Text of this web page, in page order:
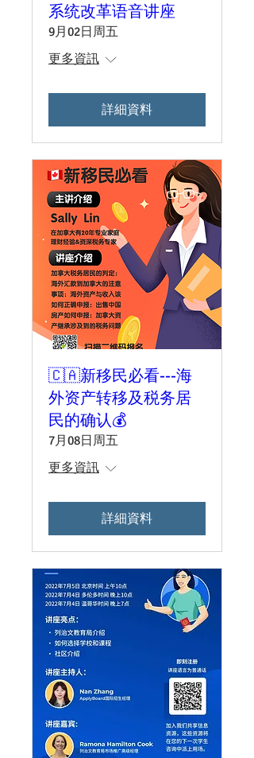
系统改革语音讲座
9月02日周五
更多資訊
詳細資料
🇨🇦新移民必看---海
外资产转移及税务居
民的确认💰
7月08日周五
更多資訊
詳細資料